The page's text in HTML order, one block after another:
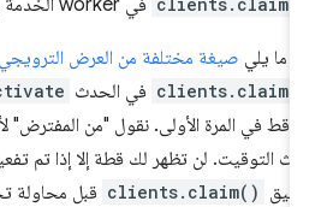
في worker الخدمة بعد تفعيله.
ما يلي صيغة مختلفة من العرض الترويجي
في الحدث activate
قط في المرة الأولى. نقول "من المفترض" لأنّ
التوقيت. لن تظهر لك قطة إلا إذا تم تفعيل
clients.claim() قبل محاولة